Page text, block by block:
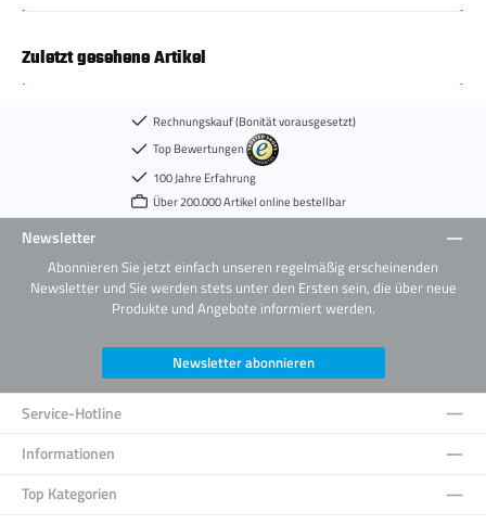
Zuletzt gesehene Artikel
Rechnungskauf (Bonität vorausgesetzt)
Top Bewertungen
100 Jahre Erfahrung
Über 200.000 Artikel online bestellbar
Newsletter
Abonnieren Sie jetzt einfach unseren regelmäßig erscheinenden
Newsletter und Sie werden stets unter den Ersten sein, die über neue
Produkte und Angebote informiert werden.
Newsletter abonnieren
Service-Hotline
Informationen
Top Kategorien